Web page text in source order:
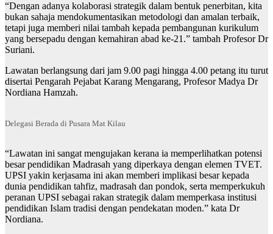
“Dengan adanya kolaborasi strategik dalam bentuk penerbitan, kita
bukan sahaja mendokumentasikan metodologi dan amalan terbaik,
tetapi juga memberi nilai tambah kepada pembangunan kurikulum
yang bersepadu dengan kemahiran abad ke-21.” tambah Profesor Dr
Suriani.
Lawatan berlangsung dari jam 9.00 pagi hingga 4.00 petang itu turut
disertai Pengarah Pejabat Karang Mengarang, Profesor Madya Dr
Nordiana Hamzah.
Delegasi Berada di Pusara Mat Kilau
“Lawatan ini sangat mengujakan kerana ia memperlihatkan potensi
besar pendidikan Madrasah yang diperkaya dengan elemen TVET.
UPSI yakin kerjasama ini akan memberi implikasi besar kepada
dunia pendidikan tahfiz, madrasah dan pondok, serta memperkukuh
peranan UPSI sebagai rakan strategik dalam memperkasa institusi
pendidikan Islam tradisi dengan pendekatan moden.” kata Dr
Nordiana.